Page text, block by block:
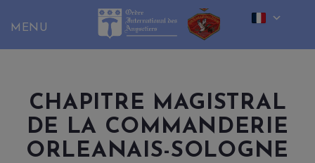
content
CHAPITRE MAGISTRAL
DE LA COMMANDERIE
ORLEANAIS-SOLOGNE